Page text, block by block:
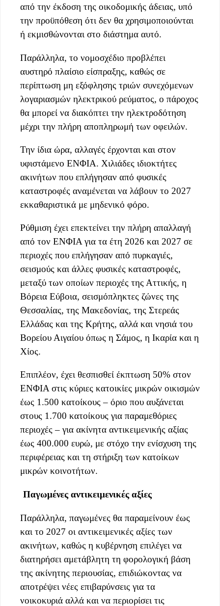
από την έκδοση της οικοδομικής άδειας, υπό
την προϋπόθεση ότι δεν θα χρησιμοποιούνται
ή εκμισθώνονται στο διάστημα αυτό.
Παράλληλα, το νομοσχέδιο προβλέπει
αυστηρό πλαίσιο είσπραξης, καθώς σε
περίπτωση μη εξόφλησης τριών συνεχόμενων
λογαριασμών ηλεκτρικού ρεύματος, ο πάροχος
θα μπορεί να διακόπτει την ηλεκτροδότηση
μέχρι την πλήρη αποπληρωμή των οφειλών.
Την ίδια ώρα, αλλαγές έρχονται και στον
υφιστάμενο ΕΝΦΙΑ. Χιλιάδες ιδιοκτήτες
ακινήτων που επλήγησαν από φυσικές
καταστροφές αναμένεται να λάβουν το 2027
εκκαθαριστικά με μηδενικό φόρο.
Ρύθμιση έχει επεκτείνει την πλήρη απαλλαγή
από τον ΕΝΦΙΑ για τα έτη 2026 και 2027 σε
περιοχές που επλήγησαν από πυρκαγιές,
σεισμούς και άλλες φυσικές καταστροφές,
μεταξύ των οποίων περιοχές της Αττικής, η
Βόρεια Εύβοια, σεισμόπληκτες ζώνες της
Θεσσαλίας, της Μακεδονίας, της Στερεάς
Ελλάδας και της Κρήτης, αλλά και νησιά του
Βορείου Αιγαίου όπως η Σάμος, η Ικαρία και η
Χίος.
Επιπλέον, έχει θεσπισθεί έκπτωση 50% στον
ΕΝΦΙΑ στις κύριες κατοικίες μικρών οικισμών
έως 1.500 κατοίκους – όριο που αυξάνεται
στους 1.700 κατοίκους για παραμεθόριες
περιοχές – για ακίνητα αντικειμενικής αξίας
έως 400.000 ευρώ, με στόχο την ενίσχυση της
περιφέρειας και τη στήριξη των κατοίκων
μικρών κοινοτήτων.
Παγωμένες αντικειμενικές αξίες
Παράλληλα, παγωμένες θα παραμείνουν έως
και το 2027 οι αντικειμενικές αξίες των
ακινήτων, καθώς η κυβέρνηση επιλέγει να
διατηρήσει αμετάβλητη τη φορολογική βάση
της ακίνητης περιουσίας, επιδιώκοντας να
αποτρέψει νέες επιβαρύνσεις για τα
νοικοκυριά αλλά και να περιορίσει τις